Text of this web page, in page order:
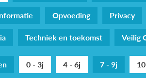
Opvoeding Privacy
Techniek en toekomst Veilig
0 - 3j 4 - 6j 7 - 9j